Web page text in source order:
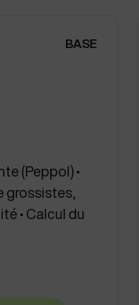
BASE
(Peppol) •
grossistes,
• Calcul du